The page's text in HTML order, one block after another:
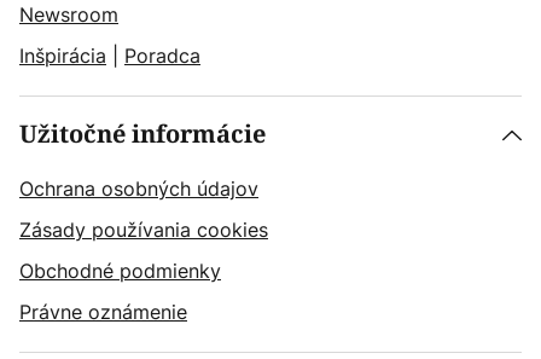
Newsroom
Inšpirácia
Poradca
Užitočné informácie
Ochrana osobných údajov
Zásady používania cookies
Obchodné podmienky
Právne oznámenie